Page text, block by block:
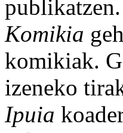
Komikia
komikiak.
izeneko
Ipuia